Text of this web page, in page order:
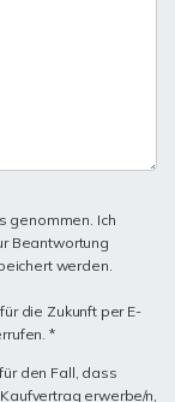
genommen. Ich
Beantwortung
werden.
die Zukunft per E-
*
den Fall, dass
erwerbe/n,